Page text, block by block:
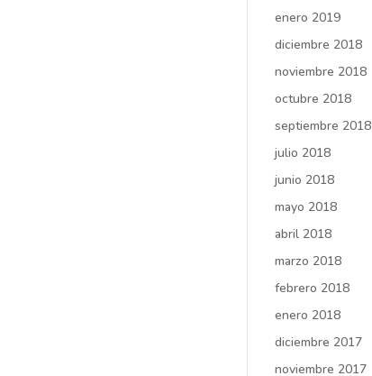
enero 2019
diciembre 2018
noviembre 2018
octubre 2018
septiembre 2018
julio 2018
junio 2018
mayo 2018
abril 2018
marzo 2018
febrero 2018
enero 2018
diciembre 2017
noviembre 2017